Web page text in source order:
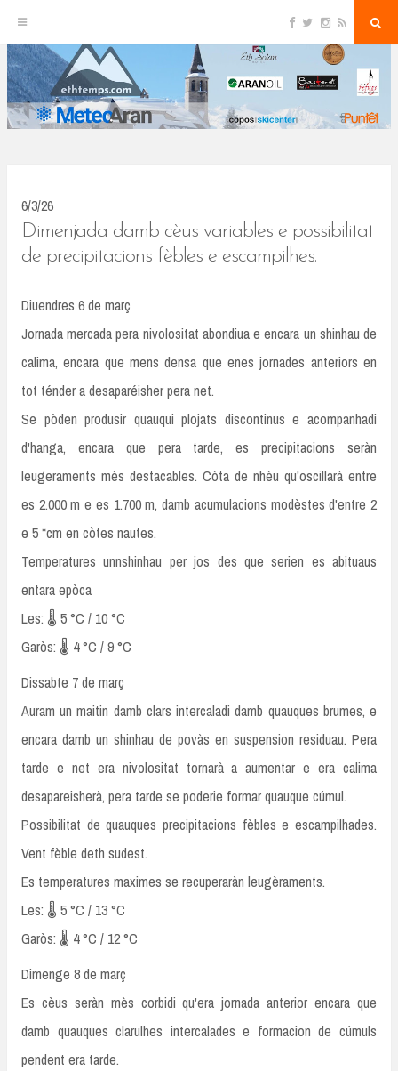
k
i
p
c
o
o
i
e
r
s
t
a
g
r
m
R
S
a
6/3/26
Dimenjada damb cèus variables e possibilitat
de precipitacions fèbles e escampilhes.
Diuendres 6 de març
Jornada mercada pera nivolositat abondiua e encara un shinhau de
calima, encara que mens densa que enes jornades anteriors en
tot ténder a desaparéisher pera net.
Se pòden produsir quauqui plojats discontinus e acompanhadi
d'hanga, encara que pera tarde, es precipitacions seràn
leugeraments mès destacables. Còta de nhèu qu'oscillarà entre
es 2.000 m e es 1.700 m, damb acumulacions modèstes d'entre 2
e 5 *cm en còtes nautes.
Temperatures unnshinhau per jos des que serien es abituaus
entara epòca
Les: 🌡️ 5 °C / 10 °C
Garòs: 🌡️ 4 °C / 9 °C
Dissabte 7 de març
Auram un maitin damb clars intercaladi damb quauques brumes, e
encara damb un shinhau de povàs en suspension residuau. Pera
tarde e net era nivolositat tornarà a aumentar e era calima
desapareisherà, pera tarde se poderie formar quauque cúmul.
Possibilitat de quauques precipitacions fèbles e escampilhades.
Vent fèble deth sudest.
Es temperatures maximes se recuperaràn leugèraments.
Les: 🌡️ 5 °C / 13 °C
Garòs: 🌡️ 4 °C / 12 °C
Dimenge 8 de març
Es cèus seràn mès corbidi qu'era jornada anterior encara que
damb quauques clarulhes intercalades e formacion de cúmuls
pendent era tarde.